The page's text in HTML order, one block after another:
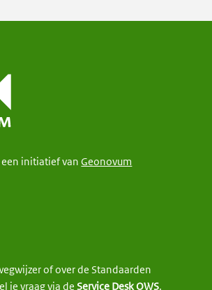
een initiatief vanGeonovum
of over de Standaarden
je vraag via deService Desk OWS.